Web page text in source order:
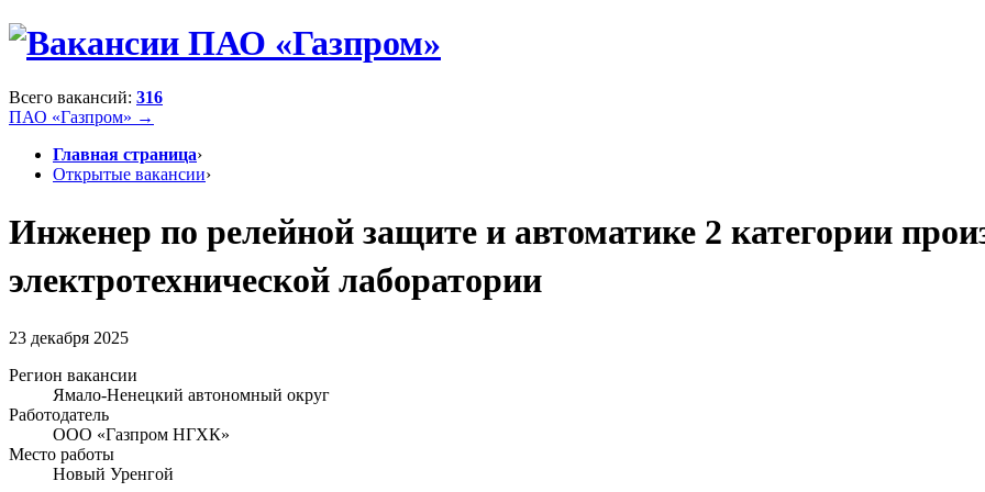
Всего вакансий: 316
ПАО «Газпром» →
Главная страница›
Открытые вакансии›
Инженер по релейной защите и автоматике 2 категории
электротехнической лаборатории
23 декабря 2025
Регион вакансии
Ямало-Ненецкий автономный округ
Работодатель
ООО «Газпром НГХК»
Место работы
Новый Уренгой